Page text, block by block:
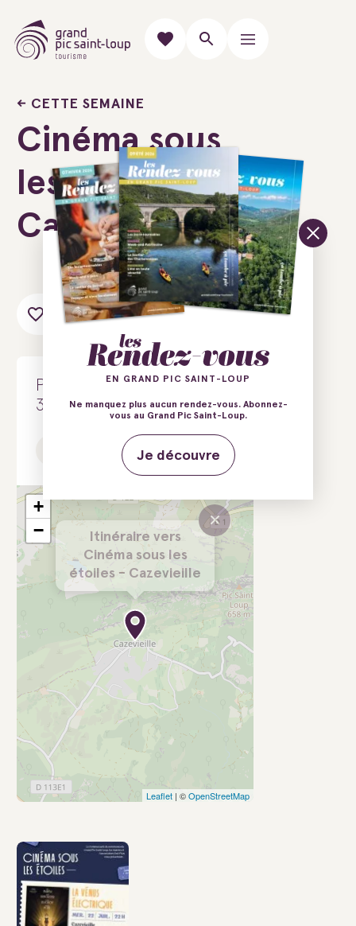
CETTE SEMAINE
Cinéma sous
les étoiles -
Cazevieille
Ajouter au carnet de voyage
Place Jean Vallon
34270 Cazevieille
Site web
Itinéraire vers
Cinéma sous les
étoiles - Cazevieille
×
+
−
Leaflet | ©OpenStreetMap
EN GRAND PIC SAINT-LOUP
Ne manquez plus aucun rendez-vous. Abonnez-
vous au Grand Pic Saint-Loup.
Je découvre